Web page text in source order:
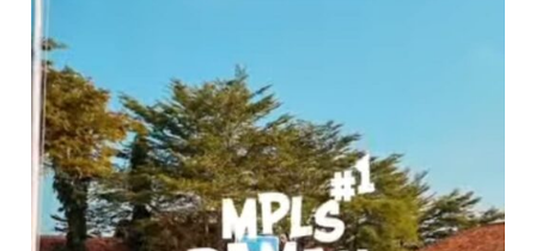
PENUH
WARNA
&
KECERIAAN
DI
SLB
NEGERI